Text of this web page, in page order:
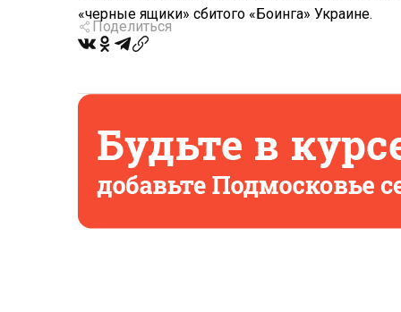
«черные ящики» сбитого «Боинга» Украине.
Поделиться